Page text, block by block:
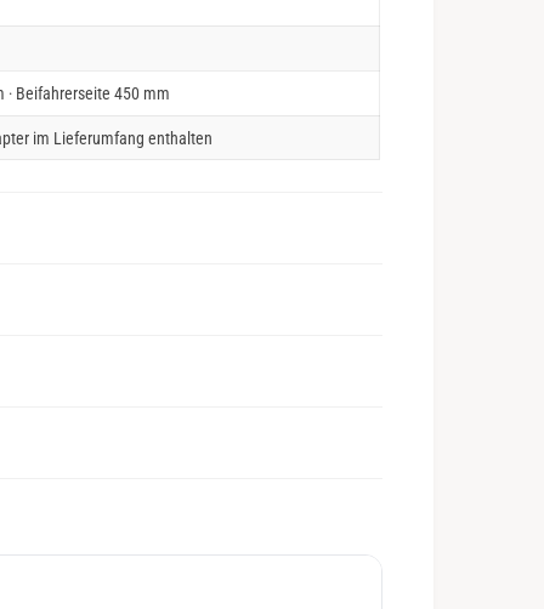
Beifahrerseite 450 mm
im Lieferumfang enthalten